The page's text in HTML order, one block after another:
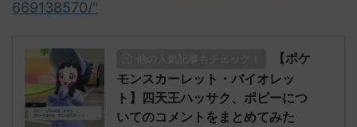
669138570/"
【ポケ
モンスカーレット・バイオレッ
ト】四天王ハッサク、ポピーにつ
いてのコメントをまとめてみた